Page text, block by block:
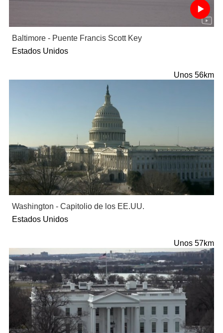
Baltimore - Puente Francis Scott Key
Estados Unidos
Unos 56km
Washington - Capitolio de los EE.UU.
Estados Unidos
Unos 57km